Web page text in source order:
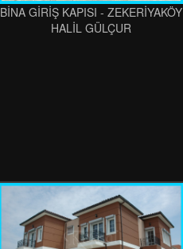
BİNA GİRİŞ KAPISI - ZEKERİYAKÖY
HALİL GÜLÇUR